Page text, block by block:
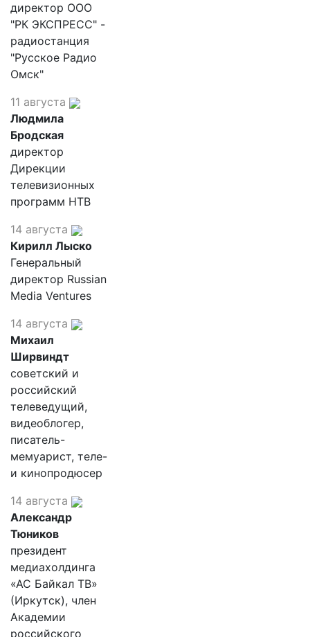
директор ООО
"РК ЭКСПРЕСС" -
радиостанция
"Русское Радио
Омск"
11 августа
Людмила
Бродская
директор
Дирекции
телевизионных
программ НТВ
14 августа
Кирилл Лыско
Генеральный
директор Russian
Media Ventures
14 августа
Михаил
Ширвиндт
советский и
российский
телеведущий,
видеоблогер,
писатель-
мемуарист, теле-
и кинопродюсер
14 августа
Александр
Тюников
президент
медиахолдинга
«АС Байкал ТВ»
(Иркутск), член
Академии
российского